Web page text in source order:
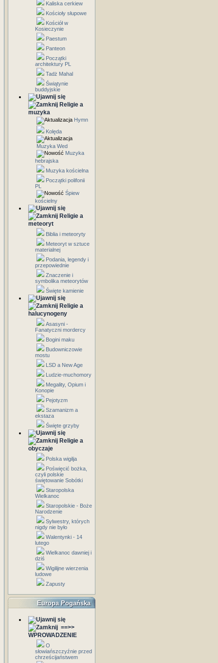
Kaliska cerkiew
Kościoły słupowe
Kościół w
Kosieczynie
Paestum
Panteon
Początki
architektury PL
Tadż Mahal
Świątynie
buddyjskie
Religie a
muzyka
Hymn
Kolęda
Muzyka Wed
Muzyka
hebrajska
Muzyka kościelna
Początki polifonii
PL
Śpiew
kościelny
Religie a
meteoryt
Biblia i meteoryty
Meteoryt w sztuce
materialnej
Podania, legendy i
przepowiednie
Znaczenie i
symbolika meteorytów
Święte kamienie
Religie a
halucynogeny
Asasyni -
Fanatyczni mordercy
Bogini maku
Budowniczowie
mostu
LSD a New Age
Ludzie-muchomory
Megality, Opium i
Konopie
Pejotyzm
Szamanizm a
ekstaza
Święte grzyby
Religie a
obyczaje
Polska wigilja
Poświęcić bożka,
czyli polskie
świętowanie Sobótki
Staropolska
Wielkanoc
Staropolskie - Boże
Narodzenie
Sylwestry, których
nigdy nie było
Walentynki - 14
lutego
Wielkanoc dawniej i
dziś
Wigilijne wierzenia
ludowe
Zapusty
Europa Pogańska
==>>
WPROWADZENIE
O
słowiańszczyźnie przed
chrześcijaństwem